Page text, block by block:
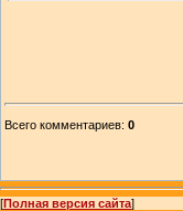
Всего комментариев: 0
[Полная версия сайта]